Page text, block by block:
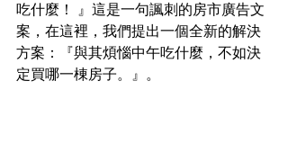
吃什麼！ 』這是一句諷刺的房市廣告文
案，在這裡，我們提出一個全新的解決
方案：『與其煩惱中午吃什麼，不如決
定買哪一棟房子。』。